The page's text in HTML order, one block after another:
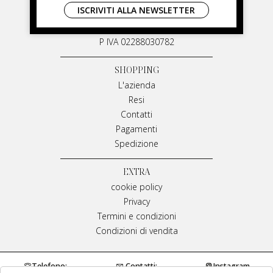
Via G. Matteotti, 91
87055 San Giovanni in Fiore Italia
P IVA 02288030782
SHOPPING
L'azienda
Resi
Contatti
Pagamenti
Spedizione
EXTRA
cookie policy
Privacy
Termini e condizioni
Condizioni di vendita
Telefono:
Contatti:
Instagram
ISCRIVITI ALLA NEWSLETTER